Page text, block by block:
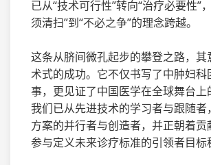
已从“技术可行性”转向“治疗必要性”
须清扫”到“不必之争”的理念跨越。
这条从脐间微孔起步的攀登之路，其
术式的成功。它不仅书写了中肿妇科
事，更见证了中国医学在全球舞台上
我们已从先进技术的学习者与跟随者
方案的并行者与创造者，并正朝着贡
参与定义未来诊疗标准的引领者目标